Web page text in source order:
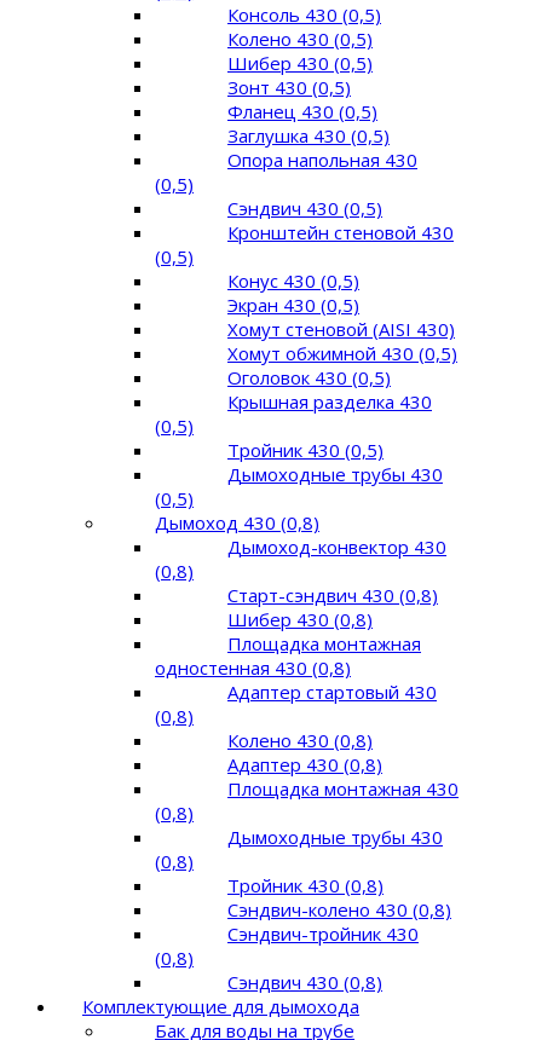
Консоль 430 (0,5)
Колено 430 (0,5)
Шибер 430 (0,5)
Зонт 430 (0,5)
Фланец 430 (0,5)
Заглушка 430 (0,5)
Опора напольная 430
(0,5)
Сэндвич 430 (0,5)
Кронштейн стеновой 430
(0,5)
Конус 430 (0,5)
Экран 430 (0,5)
Хомут стеновой (AISI 430)
Хомут обжимной 430 (0,5)
Оголовок 430 (0,5)
Крышная разделка 430
(0,5)
Тройник 430 (0,5)
Дымоходные трубы 430
(0,5)
Дымоход 430 (0,8)
Дымоход-конвектор 430
(0,8)
Старт-сэндвич 430 (0,8)
Шибер 430 (0,8)
Площадка монтажная
одностенная 430 (0,8)
Адаптер стартовый 430
(0,8)
Колено 430 (0,8)
Адаптер 430 (0,8)
Площадка монтажная 430
(0,8)
Дымоходные трубы 430
(0,8)
Тройник 430 (0,8)
Сэндвич-колено 430 (0,8)
Сэндвич-тройник 430
(0,8)
Сэндвич 430 (0,8)
Комплектующие для дымохода
Бак для воды на трубе